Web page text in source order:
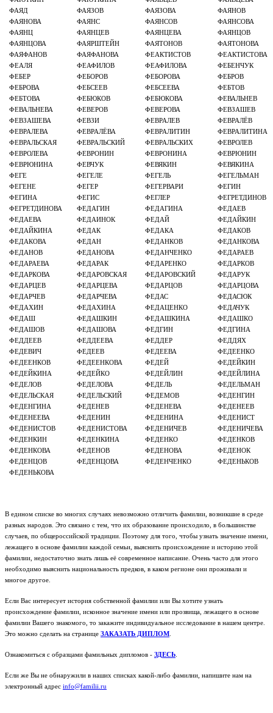
ФАЯД
ФАЯЗОВ ФАЯЗОВА
ФАЯНОВ
ФАЯНОВА
ФАЯНС ФАЯНСОВ
ФАЯНСОВА
ФАЯНЦ
ФАЯНЦЕВ ФАЯНЦЕВА
ФАЯНЦОВ
ФАЯНЦОВА
ФАЯРШТЕЙН ФАЯТОНОВ
ФАЯТОНОВА
ФАЯФАНОВ
ФАЯФАНОВА ФЕАКТИСТОВ
ФЕАКТИСТОВА
ФЕАЛЯ
ФЕАФИЛОВ ФЕАФИЛОВА
ФЕБЕНЧУК
ФЕБЕР
ФЕБОРОВ ФЕБОРОВА
ФЕБРОВ
ФЕБРОВА
ФЕБСЕЕВ ФЕБСЕЕВА
ФЕБТОВ
ФЕБТОВА
ФЕБЮКОВ ФЕБЮКОВА
ФЕВАЛЬНЕВ
ФЕВАЛЬНЕВА
ФЕВЕРОВ ФЕВЕРОВА
ФЕВЗАШЕВ
ФЕВЗАШЕВА
ФЕВЗИ ФЕВРАЛЕВ
ФЕВРАЛЁВ
ФЕВРАЛЕВА
ФЕВРАЛЁВА ФЕВРАЛИТИН
ФЕВРАЛИТИНА
ФЕВРАЛЬСКАЯ
ФЕВРАЛЬСКИЙ ФЕВРАЛЬСКИХ
ФЕВРОЛЕВ
ФЕВРОЛЕВА
ФЕВРОНИН ФЕВРОНИНА
ФЕВРЮНИН
ФЕВРЮНИНА
ФЕВЧУК ФЕВЯКИН
ФЕВЯКИНА
ФЕГЕ
ФЕГЕЛЕ ФЕГЕЛЬ
ФЕГЕЛЬМАН
ФЕГЕНЕ
ФЕГЕР ФЕГЕРВАРИ
ФЕГИН
ФЕГИНА
ФЕГИС ФЕГЛЕР
ФЕГРЕТДИНОВ
ФЕГРЕТДИНОВА
ФЕДАГИН ФЕДАГИНА
ФЕДАЕВ
ФЕДАЕВА
ФЕДАИНОК ФЕДАЙ
ФЕДАЙКИН
ФЕДАЙКИНА
ФЕДАК ФЕДАКА
ФЕДАКОВ
ФЕДАКОВА
ФЕДАН ФЕДАНКОВ
ФЕДАНКОВА
ФЕДАНОВ
ФЕДАНОВА ФЕДАНЧЕНКО
ФЕДАРАЕВ
ФЕДАРАЕВА
ФЕДАРАК ФЕДАРЕНКО
ФЕДАРКОВ
ФЕДАРКОВА
ФЕДАРОВСКАЯ ФЕДАРОВСКИЙ
ФЕДАРУК
ФЕДАРЦЕВ
ФЕДАРЦЕВА ФЕДАРЦОВ
ФЕДАРЦОВА
ФЕДАРЧЕВ
ФЕДАРЧЕВА ФЕДАС
ФЕДАСЮК
ФЕДАХИН
ФЕДАХИНА ФЕДАЦЕНКО
ФЕДАЧУК
ФЕДАШ
ФЕДАШКИН ФЕДАШКИНА
ФЕДАШКО
ФЕДАШОВ
ФЕДАШОВА ФЕДГИН
ФЕДГИНА
ФЕДДЕЕВ
ФЕДДЕЕВА ФЕДДЕР
ФЕДДЯХ
ФЕДЕВИЧ
ФЕДЕЕВ ФЕДЕЕВА
ФЕДЕЕНКО
ФЕДЕЕНКОВ
ФЕДЕЕНКОВА ФЕДЕЙ
ФЕДЕЙКИН
ФЕДЕЙКИНА
ФЕДЕЙКО ФЕДЕЙЛИН
ФЕДЕЙЛИНА
ФЕДЕЛОВ
ФЕДЕЛОВА ФЕДЕЛЬ
ФЕДЕЛЬМАН
ФЕДЕЛЬСКАЯ
ФЕДЕЛЬСКИЙ ФЕДЕМОВ
ФЕДЕНГИН
ФЕДЕНГИНА
ФЕДЕНЕВ ФЕДЕНЕВА
ФЕДЕНЕЕВ
ФЕДЕНЕЕВА
ФЕДЕНИН ФЕДЕНИНА
ФЕДЕНИСТ
ФЕДЕНИСТОВ
ФЕДЕНИСТОВА ФЕДЕНИЧЕВ
ФЕДЕНИЧЕВА
ФЕДЕНКИН
ФЕДЕНКИНА ФЕДЕНКО
ФЕДЕНКОВ
ФЕДЕНКОВА
ФЕДЕНОВ ФЕДЕНОВА
ФЕДЕНОК
ФЕДЕНЦОВ
ФЕДЕНЦОВА ФЕДЕНЧЕНКО
ФЕДЕНЬКОВ
ФЕДЕНЬКОВА
В едином списке во многих случаях невозможно отличить фамилии, возникшие в среде
разных народов. Это связано с тем, что их образование происходило, в большинстве
случаев, по общероссийской традиции. Поэтому для того, чтобы узнать значение имени,
лежащего в основе фамилии каждой семьи, выяснить происхождение и историю этой
фамилии, недостаточно знать лишь её современное написание. Очень часто для этого
необходимо выяснить национальность предков, в каком регионе они проживали и
многое другое.
Если Вас интересует история собственной фамилии или Вы хотите узнать
происхождение фамилии, исконное значение имени или прозвища, лежащего в основе
фамилии Вашего знакомого, то закажите индивидуальное исследование в нашем центре.
Это можно сделать на странице ЗАКАЗАТЬ ДИПЛОМ
Ознакомиться с образцами фамильных дипломов - ЗДЕСЬ
Если же Вы не обнаружили в наших списках какой-либо фамилии, напишите нам на
электронный адрес info@familii.ru